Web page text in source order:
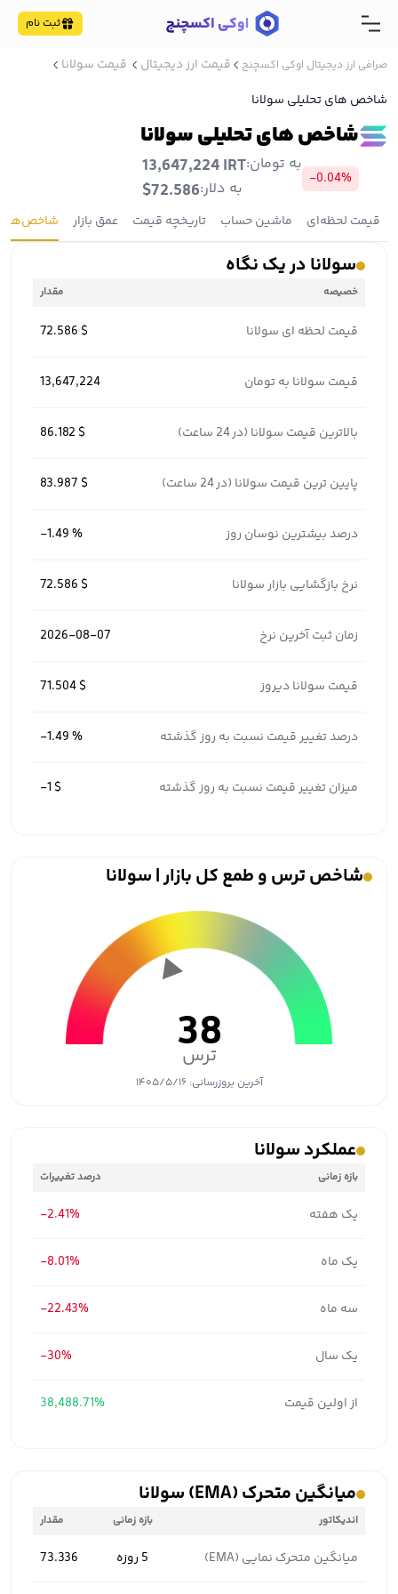
ثبت نام
صرافی ارز دیجیتال اوکی اکسچنج قیمت ارز دیجیتال
قیمت سولانا
شاخص های تحلیلی سولانا
شاخص های تحلیلی سولانا
-0.04%
به تومان:13,647,224 IRT
به دلار:$72.586
قیمت لحظه‌ای ماشین حساب تاریخچه قیمت عمق بازار شاخص‌ها
سولانا در یک نگاه
خصیصه مقدار
قیمت لحظه ای سولانا 72.586 $
قیمت سولانا به تومان 13,647,224
بالاترین قیمت سولانا (در 24 ساعت) 86.182 $
پایین ترین قیمت سولانا (در 24 ساعت) 83.987 $
درصد بیشترین نوسان روز -1.49 %
نرخ بازگشایی بازار سولانا 72.586 $
زمان ثبت آخرین نرخ 2026-08-07
قیمت سولانا دیروز 71.504 $
درصد تغییر قیمت نسبت به روز گذشته -1.49 %
میزان تغییر قیمت نسبت به روز گذشته -1 $
شاخص ترس و طمع کل بازار | سولانا
38
ترس
آخرین بروزرسانی:۱۴۰۵/۵/۱۶
عملکرد سولانا
بازه زمانی درصد تغییرات
یک هفته -2.41%
یک ماه -8.01%
سه ماه -22.43%
یک سال -30%
از اولین قیمت 38,488.71%
میانگین متحرک (EMA) سولانا
اندیکاتور بازه زمانی مقدار
میانگین متحرک نمایی (EMA) 5 روزه 73.336